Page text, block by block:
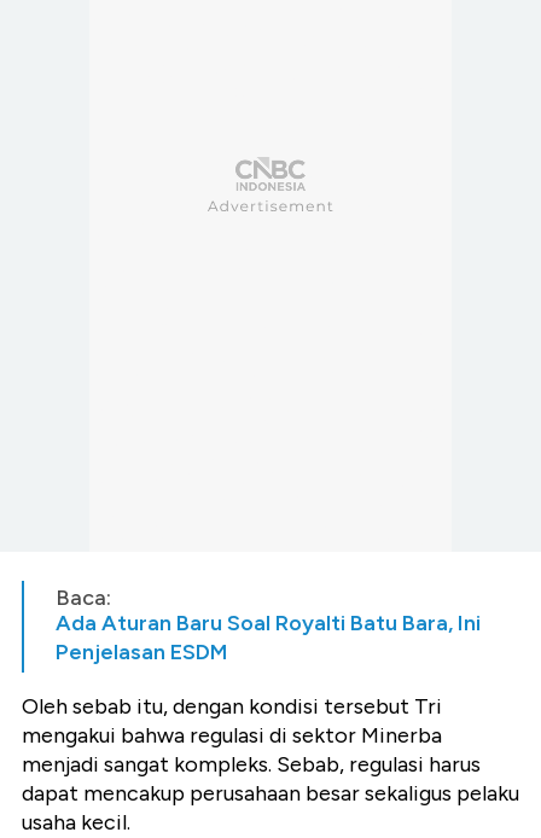
Baca:
Ada Aturan Baru Soal Royalti Batu Bara, Ini
Penjelasan ESDM
Oleh sebab itu, dengan kondisi tersebut Tri
mengakui bahwa regulasi di sektor Minerba
menjadi sangat kompleks. Sebab, regulasi harus
dapat mencakup perusahaan besar sekaligus pelaku
usaha kecil.